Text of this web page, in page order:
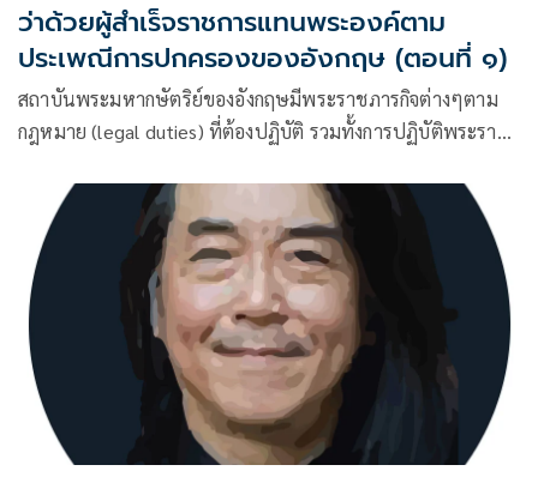
ว่าด้วยผู้สำเร็จราชการแทนพระองค์ตาม
ประเพณีการปกครองของอังกฤษ (ตอนที่ ๑)
สถาบันพระมหากษัตริย์ของอังกฤษมีพระราชภารกิจต่างๆตาม
กฎหมาย (legal duties) ที่ต้องปฏิบัติ รวมทั้งการปฏิบัติพระราช
ของประเทศในตำแหน่งประมุขของรัฐ ซึ่งในกรณีของการเป็น
ตัวแทน